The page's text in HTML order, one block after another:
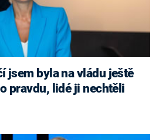
jsem byla na vládu ještě
pravdu, lidé ji nechtěli